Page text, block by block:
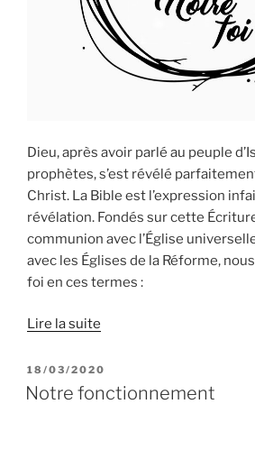
Dieu, après avoir parlé au peuple
prophètes, s’est révélé
Christ. La Bible est l’expression
révélation. Fondés sur cette
communion avec l’Église
avec les Églises de la Réforme,
foi en ces termes :
Lire la suite
PUBLIÉ
LE
18/03/2020
Notre fonctionnement